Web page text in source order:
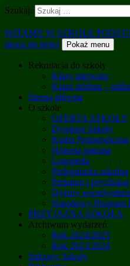
Szukaj:
WITAMY W SZKOLE
skocz do treści
Pokaż menu
Rekrutacja do szkoły
Klasy pierwsze
Klasa siódma –
Strona główna
O szkole
OFERTA SZKOŁY
Dyrektor Szkoły
Kadra Pedagogiczna
Historia patrona
Logopeda
Pielęgniarka szkolna
Pedagog i psycholog
Dyżury
Narodowy Program
PRZYJAZNA SZKOŁA
Archiwum wydarzeń
Rok 2024/2025
Rok 2023/2024
Sukcesy Szkoły